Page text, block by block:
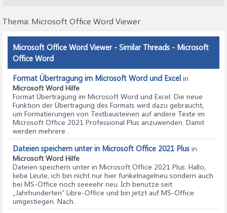
Thema: Microsoft Office Word Viewer
Microsoft Office Word Viewer - Similar Threads - Microsoft
Office Word
Format Übertragung im Microsoft Word und Excel in
Microsoft Word Hilfe
Format Übertragung im Microsoft Word und Excel: Die neue
Funktion der Übertragung des Formats wird dazu gebraucht,
um Formatierungen von Textbausteinen auf andere Texte im
Microsoft Office 2021 Professional Plus anzuwenden. Damit
werden mehrere...
Dateien speichern unter in Microsoft Office 2021 Plus in
Microsoft Word Hilfe
Dateien speichern unter in Microsoft Office 2021 Plus: Hallo,
liebe Leute, ich bin nicht nur hier funkelnagelneu sondern auch
bei MS-Office noch seeeehr neu. Ich benutze seit
„Jahrhunderten“ Libre-Office und bin jetzt auf MS-Office
umgestiegen. Nach...